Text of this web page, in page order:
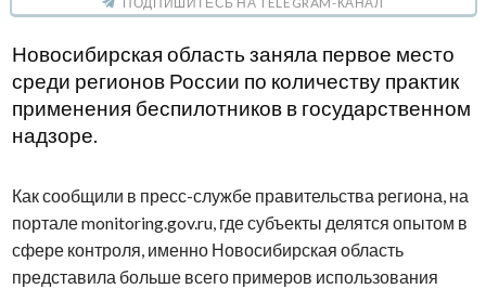
Новосибирская область заняла первое место
среди регионов России по количеству практик
применения беспилотников в государственном
надзоре.
Как сообщили в пресс-службе правительства региона, на
портале monitoring.gov.ru, где субъекты делятся опытом в
сфере контроля, именно Новосибирская область
представила больше всего примеров использования